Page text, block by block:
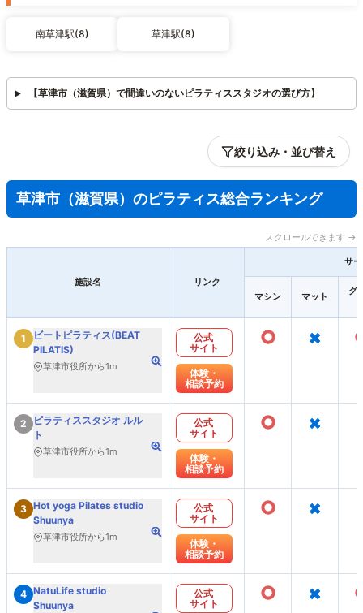
南草津駅(8) 草津駅(8)
【草津市（滋賀県）で間違いのないピラティススタジオの選び方】
絞り込み・並び替え
草津市（滋賀県）のピラティス総合ランキング
スクロールできます →
施設名 リンク
サ
マシン マット
グ
1
ビートピラティス(BEAT
PILATIS)
草津市役所から1m
公式
サイト
体験・
相談予約
○ ×
2
ピラティススタジオ ルル
ト
草津市役所から1m
公式
サイト
体験・
相談予約
○ ×
3 Hot yoga Pilates studio
Shuunya
草津市役所から1m
公式
サイト
体験・
相談予約
○ ×
4 NatuLife studio
Shuunya
公式
サイト
○ ×